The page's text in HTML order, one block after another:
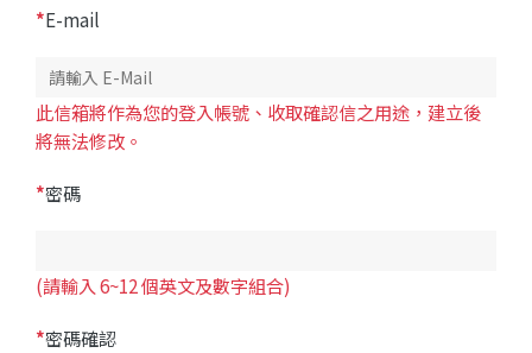
*E-mail
此信箱將作為您的登入帳號、收取確認信之用途，建立後
將無法修改。
*密碼
(請輸入 6~12 個英文及數字組合)
*密碼確認